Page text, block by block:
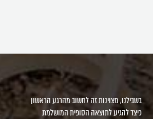
בשבילנו, מצוינות זה לחשוב מהרגע הראשון
כיצד להגיע לתוצאה הסופית המושלמת